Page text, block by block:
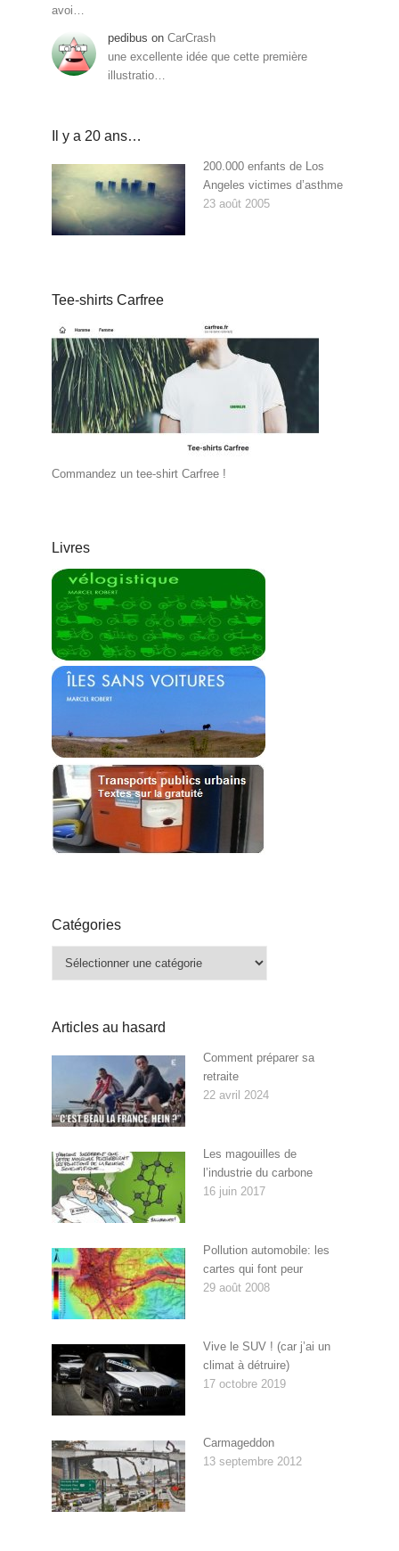
avoi…
pedibus on CarCrash
une excellente idée que cette première
illustratio…
Il y a 20 ans…
200.000 enfants de Los
Angeles victimes d’asthme
23 août 2005
Tee-shirts Carfree
Commandez un tee-shirt Carfree !
Livres
Catégories
Catégories
Articles au hasard
Comment préparer sa
retraite
22 avril 2024
Les magouilles de
l’industrie du carbone
16 juin 2017
Pollution automobile: les
cartes qui font peur
29 août 2008
Vive le SUV ! (car j’ai un
climat à détruire)
17 octobre 2019
Carmageddon
13 septembre 2012